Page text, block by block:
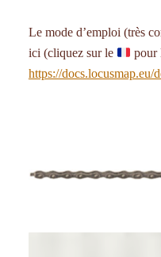
Le mode d’emploi (très
ici (cliquez sur le
pour
https://docs.locusmap.eu/